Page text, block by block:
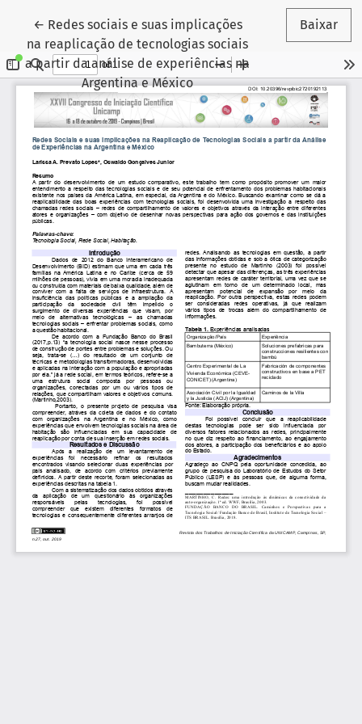
← Voltar aos Detalhes do Artigo
Redes sociais e suas implicações
na reaplicação de tecnologias sociais
a partir da análise de experiências na
Argentina e México
Baixar